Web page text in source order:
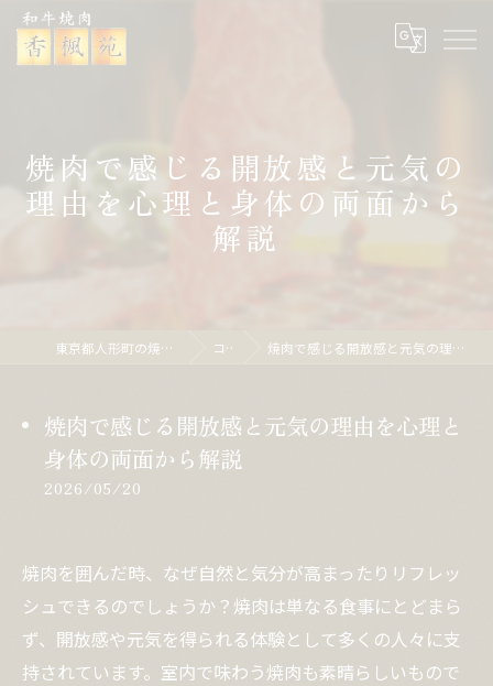
焼肉で感じる開放感と元気の
理由を心理と身体の両面から
解説
東京都人形町の焼肉なら焼肉 香楓苑 コラム 焼肉で感じる開放感と元気の理由を心理と身体の両面から解説
焼肉で感じる開放感と元気の理由を心理と
身体の両面から解説
2026/05/20
焼肉を囲んだ時、なぜ自然と気分が高まったりリフレッ
シュできるのでしょうか？焼肉は単なる食事にとどまら
ず、開放感や元気を得られる体験として多くの人々に支
持されています。室内で味わう焼肉も素晴らしいもので